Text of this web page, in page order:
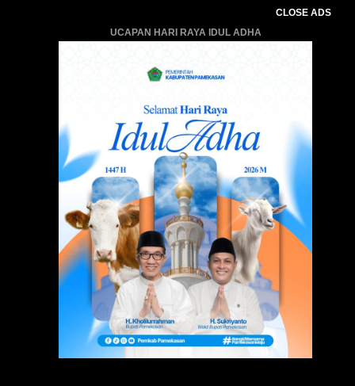
CLOSE ADS
UCAPAN HARI RAYA IDUL ADHA